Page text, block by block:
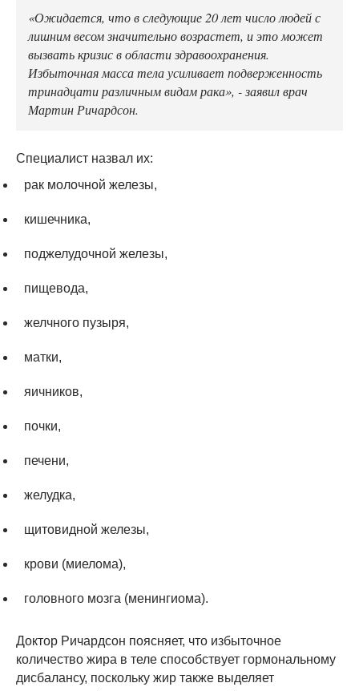
«Ожидается, что в следующие 20 лет число людей с
лишним весом значительно возрастет, и это может
вызвать кризис в области здравоохранения.
Избыточная масса тела усиливает подверженность
тринадцати различным видам рака», - заявил врач
Мартин Ричардсон.
Специалист назвал их:
рак молочной железы,
кишечника,
поджелудочной железы,
пищевода,
желчного пузыря,
матки,
яичников,
почки,
печени,
желудка,
щитовидной железы,
крови (миелома),
головного мозга (менингиома).
Доктор Ричардсон поясняет, что избыточное
количество жира в теле способствует гормональному
дисбалансу, поскольку жир также выделяет